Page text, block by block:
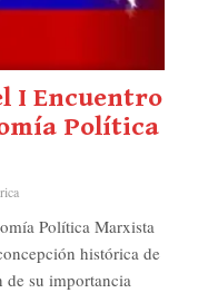
I Encuentro
Política
Política Marxista
histórica de
su importancia